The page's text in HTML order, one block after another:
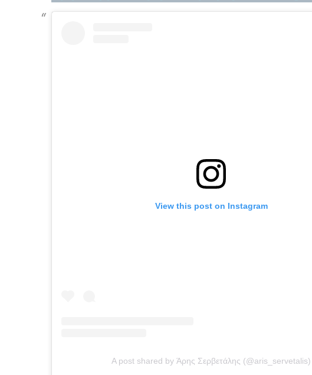
View this post on Instagram
A post shared by Άρης Σερβετάλης (@aris_servetalis)